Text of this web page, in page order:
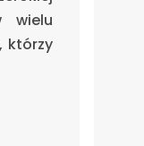
wielu
którzy